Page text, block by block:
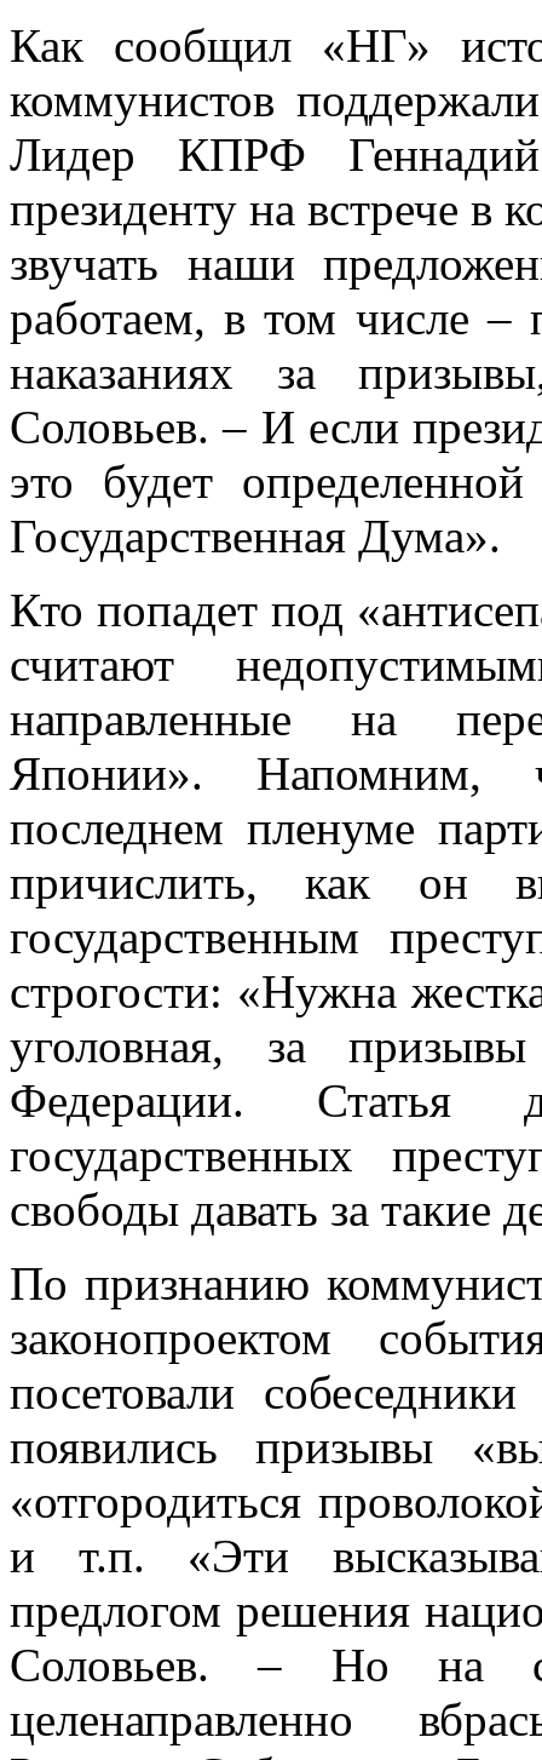
Как сообщил «НГ»
коммунистов
Лидер КПРФ
президенту на встрече в
звучать наши
работаем, в том числе –
наказаниях за
Соловьев. – И если
это будет
Государственная Дума».
Кто попадет под
считают
направленные на
Японии». Напомним,
последнем пленуме
причислить, как он
государственным
строгости: «Нужна
уголовная, за
Федерации.
государственных
свободы давать за такие
По признанию
законопроектом
посетовали
появились призывы
«отгородиться
и т.п. «Эти
предлогом решения
Соловьев. – Но на
целенаправленно